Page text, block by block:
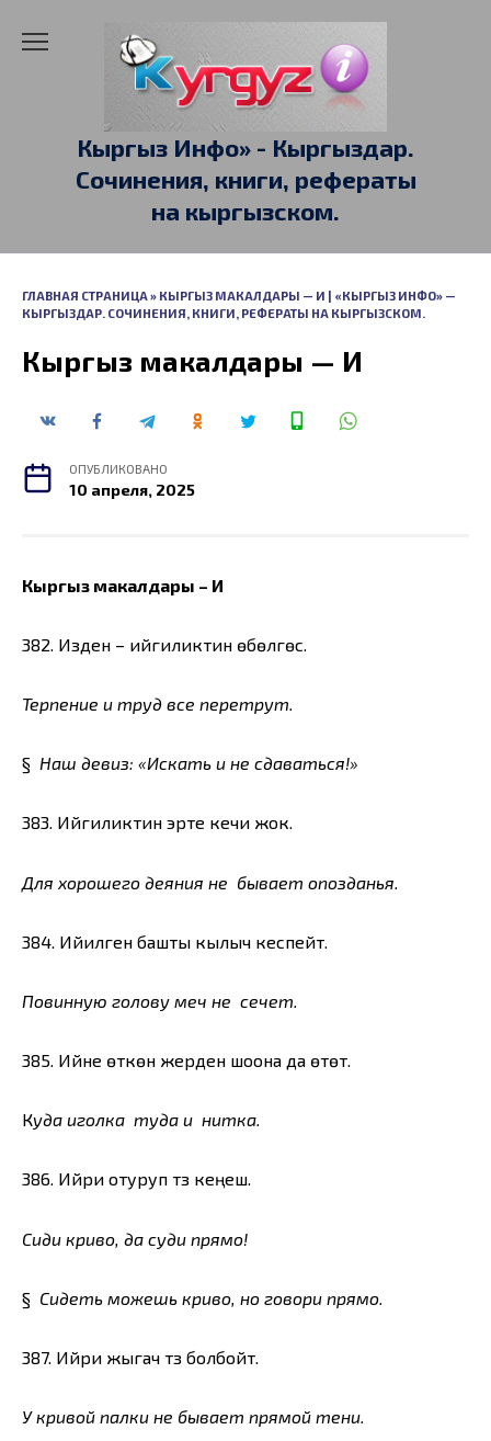
Кыргыз Инфо» - Кыргыздар.
Сочинения, книги, рефераты
на кыргызском.
ГЛАВНАЯ СТРАНИЦА» КЫРГЫЗ МАКАЛДАРЫ — И | «КЫРГЫЗ ИНФО» —
КЫРГЫЗДАР. СОЧИНЕНИЯ, КНИГИ, РЕФЕРАТЫ НА КЫРГЫЗСКОМ.
Кыргыз макалдары — И
ОПУБЛИКОВАНО
10 апреля, 2025
Кыргыз макалдары – И
382. Изденүү – ийгиликтин өбөлгөсү.
Терпение и труд все перетрут.
§ Наш девиз: «Искать и не сдаваться!»
383. Ийгиликтин эрте кечи жок.
Для хорошего деяния не бывает опозданья.
384. Ийилген башты кылыч кеспейт.
Повинную голову меч не сечет.
385. Ийне өткөн жерден шоона да өтөт.
Куда иголка туда и нитка.
386. Ийри отуруп түз кеңешүү.
Сиди криво, да суди прямо!
§ Сидеть можешь криво, но говори прямо.
387. Ийри жыгач түз болбойт.
У кривой палки не бывает прямой тени.